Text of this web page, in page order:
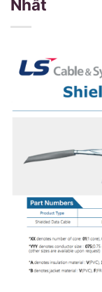
Nhất